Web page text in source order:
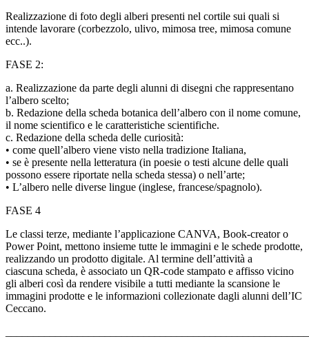
Realizzazione di foto degli alberi presenti nel cortile sui quali si
intende lavorare (corbezzolo, ulivo, mimosa tree, mimosa comune
ecc..).
FASE 2:
a. Realizzazione da parte degli alunni di disegni che rappresentano
l’albero scelto;
b. Redazione della scheda botanica dell’albero con il nome comune,
il nome scientifico e le caratteristiche scientifiche.
c. Redazione della scheda delle curiosità:
• come quell’albero viene visto nella tradizione Italiana,
• se è presente nella letteratura (in poesie o testi alcune delle quali
possono essere riportate nella scheda stessa) o nell’arte;
• L’albero nelle diverse lingue (inglese, francese/spagnolo).
FASE 4
Le classi terze, mediante l’applicazione CANVA, Book-creator o
Power Point, mettono insieme tutte le immagini e le schede prodotte,
realizzando un prodotto digitale. Al termine dell’attività a
ciascuna scheda, è associato un QR-code stampato e affisso vicino
gli alberi così da rendere visibile a tutti mediante la scansione le
immagini prodotte e le informazioni collezionate dagli alunni dell’IC
Ceccano.